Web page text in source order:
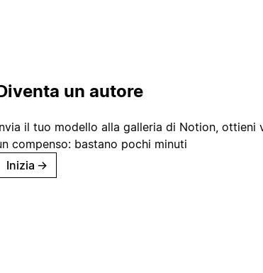
un autore
il tuo modello alla galleria di Notion, ottieni
compenso: bastano pochi minuti
Inizia →